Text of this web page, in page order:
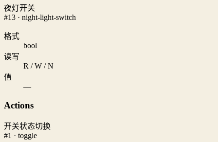
夜灯开关
#13 · night-light-switch
格式
bool
读写
R / W / N
值
—
Actions
开关状态切换
#1 · toggle